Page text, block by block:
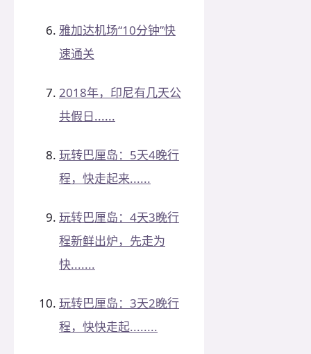
雅加达机场“10分钟”快
速通关
2018年，印尼有几天公
共假日......
玩转巴厘岛：5天4晚行
程，快走起来......
玩转巴厘岛：4天3晚行
程新鲜出炉，先走为
快.......
玩转巴厘岛：3天2晚行
程，快快走起........